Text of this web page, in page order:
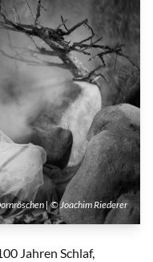
Jahren Schlaf,
| © Joachim Riederer